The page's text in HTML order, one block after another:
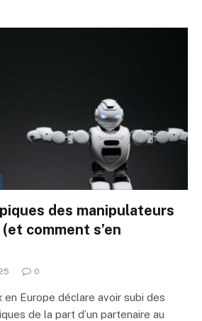
des manipulateurs
comment s’en
0
Europe déclare avoir subi des
de la part d’un partenaire au